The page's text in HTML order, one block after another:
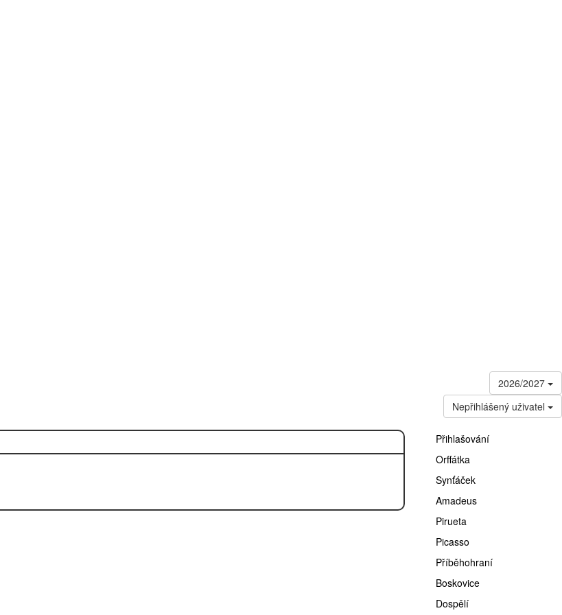
2026/2027
Nepřihlášený uživatel
Přihlašování
Orffátka
Synťáček
Amadeus
Pirueta
Picasso
Příběhohraní
Boskovice
Dospělí